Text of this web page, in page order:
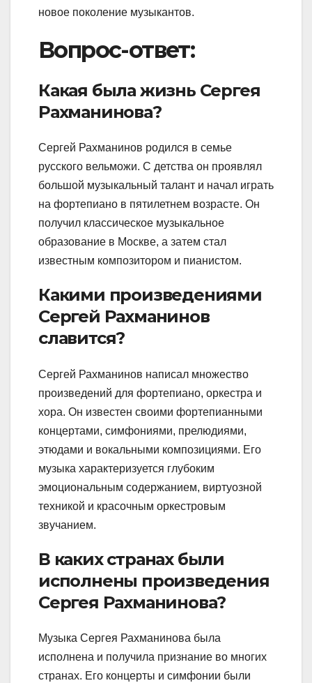
новое поколение музыкантов.
Вопрос-ответ:
Какая была жизнь Сергея
Рахманинова?
Сергей Рахманинов родился в семье
русского вельможи. С детства он проявлял
большой музыкальный талант и начал играть
на фортепиано в пятилетнем возрасте. Он
получил классическое музыкальное
образование в Москве, а затем стал
известным композитором и пианистом.
Какими произведениями
Сергей Рахманинов
славится?
Сергей Рахманинов написал множество
произведений для фортепиано, оркестра и
хора. Он известен своими фортепианными
концертами, симфониями, прелюдиями,
этюдами и вокальными композициями. Его
музыка характеризуется глубоким
эмоциональным содержанием, виртуозной
техникой и красочным оркестровым
звучанием.
В каких странах были
исполнены произведения
Сергея Рахманинова?
Музыка Сергея Рахманинова была
исполнена и получила признание во многих
странах. Его концерты и симфонии были